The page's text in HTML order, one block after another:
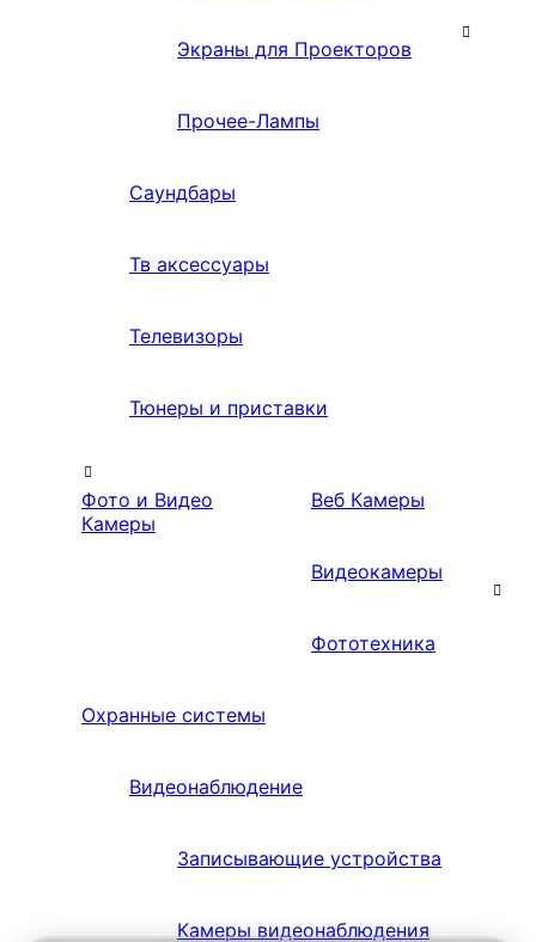
Экраны для Проекторов
Прочее-Лампы
Саундбары
Тв аксессуары
Телевизоры
Тюнеры и приставки
Фото и Видео
Камеры
Веб Камеры
Видеокамеры
Фототехника
Охранные системы
Видеонаблюдение
Записывающие устройства
Камеры видеонаблюдения